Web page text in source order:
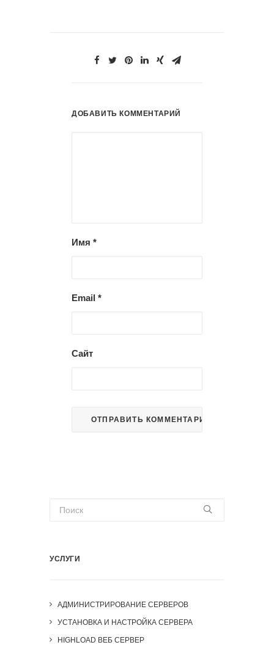
ДОБАВИТЬ КОММЕНТАРИЙ
Имя *
Email *
Сайт
УСЛУГИ
АДМИНИСТРИРОВАНИЕ СЕРВЕРОВ
УСТАНОВКА И НАСТРОЙКА СЕРВЕРА
HIGHLOAD ВЕБ СЕРВЕР